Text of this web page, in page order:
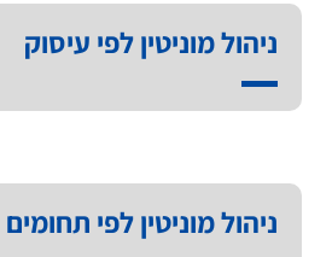
ניהול מוניטין לפי עיסוק
ניהול מוניטין לפי תחומים